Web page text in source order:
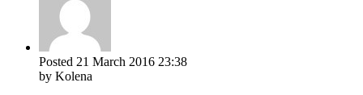
Posted 21 March 2016 23:38
by Kolena